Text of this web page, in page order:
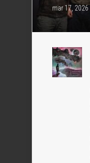
mar 17, 2026